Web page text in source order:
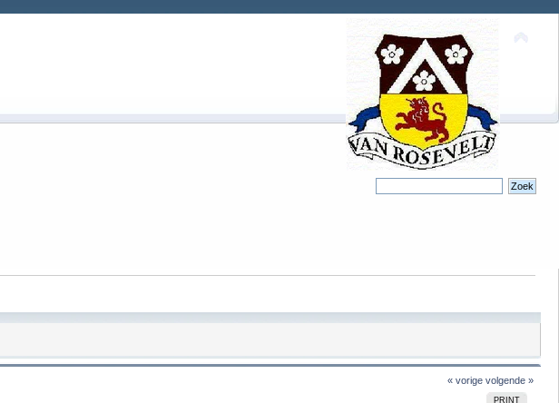
« vorige volgende »
PRINT